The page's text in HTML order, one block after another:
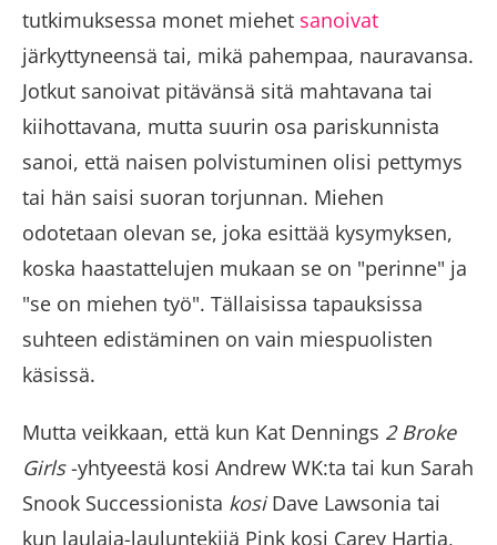
tutkimuksessa monet miehet sanoivat
järkyttyneensä tai, mikä pahempaa, nauravansa.
Jotkut sanoivat pitävänsä sitä mahtavana tai
kiihottavana, mutta suurin osa pariskunnista
sanoi, että naisen polvistuminen olisi pettymys
tai hän saisi suoran torjunnan. Miehen
odotetaan olevan se, joka esittää kysymyksen,
koska haastattelujen mukaan se on "perinne" ja
"se on miehen työ". Tällaisissa tapauksissa
suhteen edistäminen on vain miespuolisten
käsissä.
Mutta veikkaan, että kun Kat Dennings 2 Broke
Girls-yhtyeestä kosi Andrew WK:ta tai kun Sarah
Snook Successionista kosiDave Lawsonia tai
kun laulaja-lauluntekijä Pink kosi Carey Hartia,